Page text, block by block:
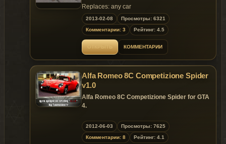
Replaces: any car
2013-02-08
Просмотры: 6321
Комментарии: 3
Рейтинг: 4.5
КОММЕНТАРИИ
Alfa Romeo 8C Competizione Spider
v1.0
Alfa Romeo 8C Competizione Spider for GTA
4.
Replaces: sultanrs
Model is exclusive toGta Mania
2012-06-03
Просмотры: 7625
Комментарии: 8
Рейтинг: 4.1